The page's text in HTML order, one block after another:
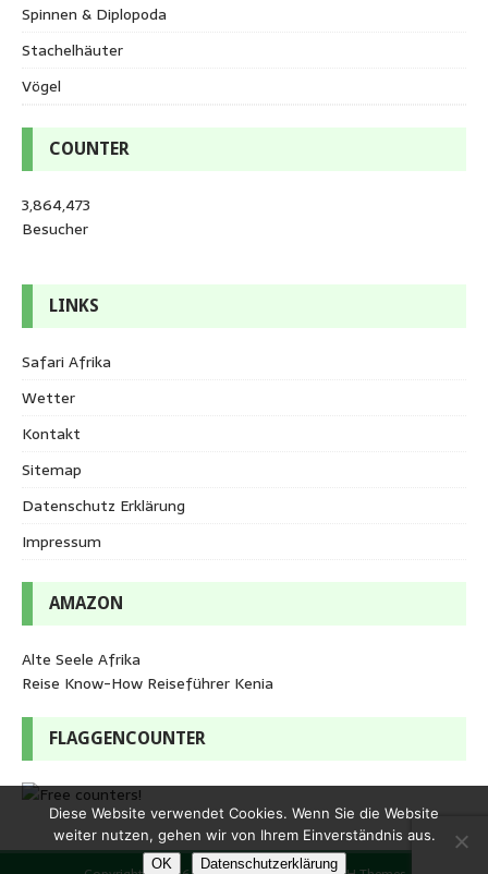
Spinnen & Diplopoda
Stachelhäuter
Vögel
COUNTER
3,864,473
Besucher
LINKS
Safari Afrika
Wetter
Kontakt
Sitemap
Datenschutz Erklärung
Impressum
AMAZON
Alte Seele Afrika
Reise Know-How Reiseführer Kenia
FLAGGENCOUNTER
Diese Website verwendet Cookies. Wenn Sie die Website
weiter nutzen, gehen wir von Ihrem Einverständnis aus.
OK Datenschutzerklärung